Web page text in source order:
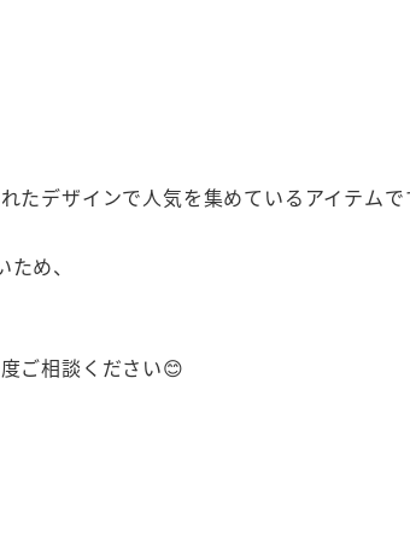
たデザインで人気を集めているアイテムで
め、
ご相談ください😊